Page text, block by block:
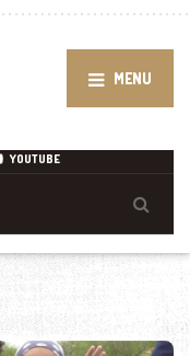
MENU
YOUTUBE